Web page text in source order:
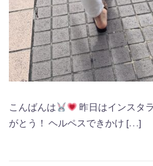
こんばんは
昨日はインスタ
がとう！ ヘルペスできかけ […]